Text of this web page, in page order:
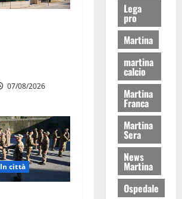
07/08/2026
In città
Lega
pro
Martina
martina
calcio
Martina
Franca
Martina
Sera
News
Martina
Ospedale